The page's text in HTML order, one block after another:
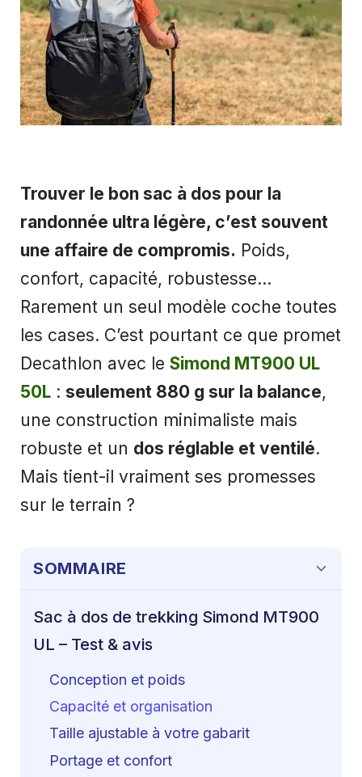
Trouver le bon sac à dos pour la
randonnée ultra légère, c’est souvent
une affaire de compromis. Poids,
confort, capacité, robustesse…
Rarement un seul modèle coche toutes
les cases. C’est pourtant ce que promet
Decathlon avec le Simond MT900 UL
50L : seulement 880 g sur la balance,
une construction minimaliste mais
robuste et un dos réglable et ventilé.
Mais tient-il vraiment ses promesses
sur le terrain ?
SOMMAIRE
Sac à dos de trekking Simond MT900
UL – Test & avis
Conception et poids
Capacité et organisation
Taille ajustable à votre gabarit
Portage et confort